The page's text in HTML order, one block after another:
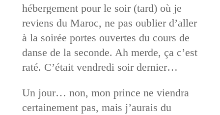
hébergement pour le soir (tard) où je
reviens du Maroc, ne pas oublier d’aller
à la soirée portes ouvertes du cours de
danse de la seconde. Ah merde, ça c’est
raté. C’était vendredi soir dernier…
Un jour… non, mon prince ne viendra
certainement pas, mais j’aurais du